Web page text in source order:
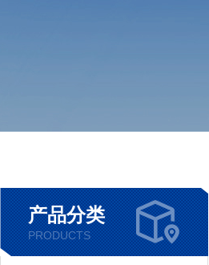
产品分类
PRODUCTS